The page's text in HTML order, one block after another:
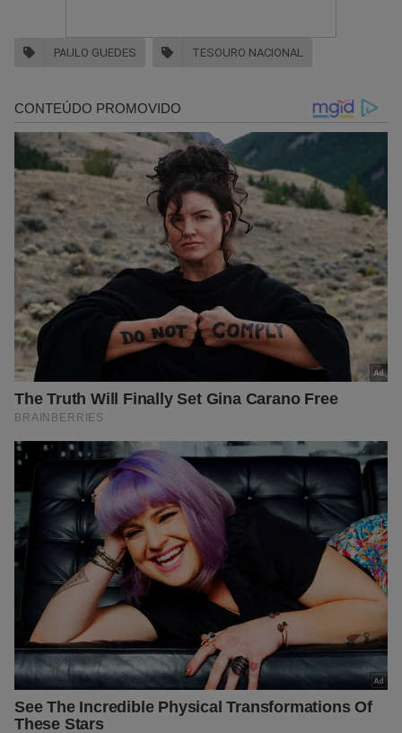
PAULO GUEDES TESOURO NACIONAL